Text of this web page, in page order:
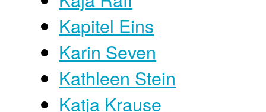
Kapitel Eins
Karin Seven
Kathleen Stein
Katja Krause